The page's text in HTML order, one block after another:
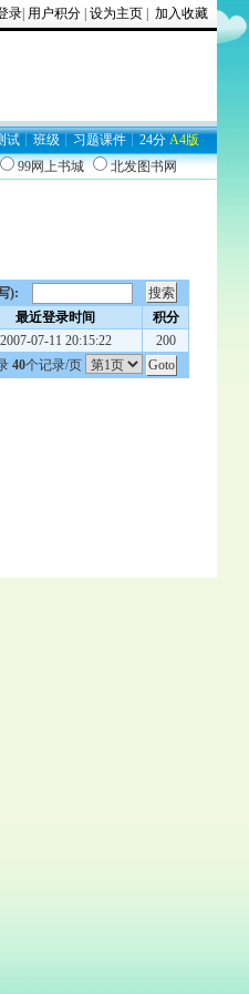
录 用户积分 设为主页 加入收藏
试 ┊ 班级 ┊ 习题课件 ┊ 24分 A4版
99网上书城 北发图书网
):
最近登录时间
积分
2007-07-11 20:15:22
200
40个记录/页